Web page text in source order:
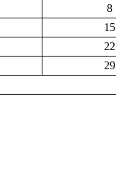
8
15
22
29